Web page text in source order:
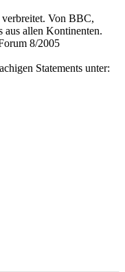
Von BBC,
allen Kontinenten.
8/2005
Statements unter: